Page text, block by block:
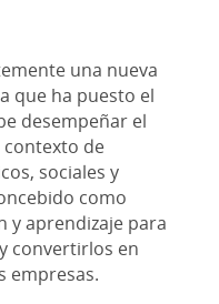
una nueva
que ha puesto el
desempeñar el
de
sociales y
como
y aprendizaje para
convertirlos en
empresas.